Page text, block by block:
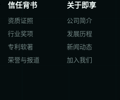
信任背书
资质证照
行业奖项
专利软著
荣誉与报道
关于即享
公司简介
发展历程
新闻动态
加入我们